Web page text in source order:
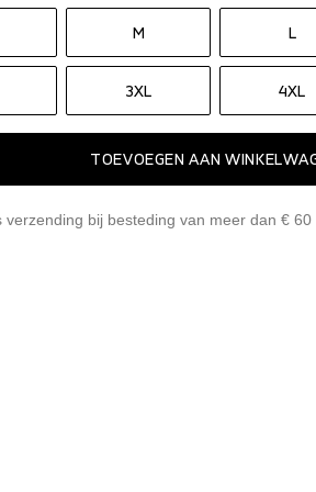
M L
3XL 4XL
TOEVOEGEN AAN
verzending bij besteding van meer dan € 60